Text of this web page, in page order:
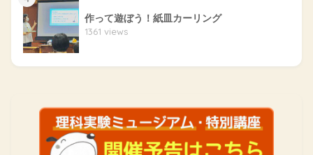
作って遊ぼう！紙皿カーリング
1361 views